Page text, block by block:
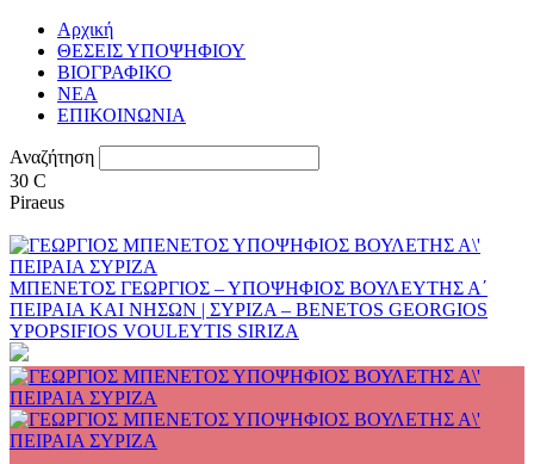
Αρχική
ΘΕΣΕΙΣ ΥΠΟΨΗΦΙΟΥ
ΒΙΟΓΡΑΦΙΚΟ
ΝΕΑ
ΕΠΙΚΟΙΝΩΝΙΑ
Αναζήτηση
30 C
Piraeus
ΜΠΕΝΕΤΟΣ ΓΕΩΡΓΙΟΣ – ΥΠΟΨΗΦΙΟΣ ΒΟΥΛΕΥΤΗΣ Α΄
ΠΕΙΡΑΙΑ ΚΑΙ ΝΗΣΩΝ | ΣΥΡΙΖΑ – BENETOS GEORGIOS
YPOPSIFIOS VOULEYTIS SIRIZA